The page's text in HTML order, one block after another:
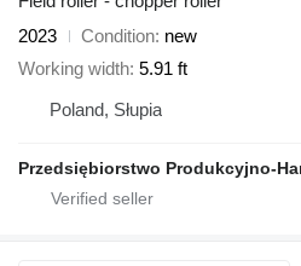
2023
Condition new
Working width 5.91 ft
Poland, Słupia